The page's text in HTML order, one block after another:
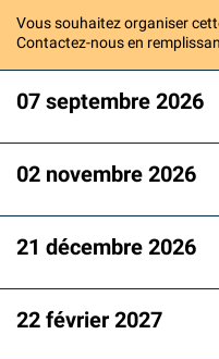
Vous souhaitez organiser
Contactez-nous en
07 septembre 2026
02 novembre 2026
21 décembre 2026
22 février 2027